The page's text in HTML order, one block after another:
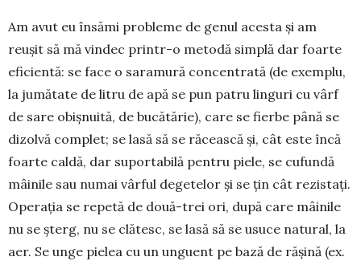
Am avut eu însămi probleme de genul acesta și am
reușit să mă vindec printr-o metodă simplă dar foarte
eficientă: se face o saramură concentrată (de exemplu,
la jumătate de litru de apă se pun patru linguri cu vârf
de sare obișnuită, de bucătărie), care se fierbe până se
dizolvă complet; se lasă să se răcească și, cât este încă
foarte caldă, dar supor­tabilă pentru piele, se cufundă
mâi­nile sau numai vârful degete­lor și se țin cât rezis­tați.
Operația se repetă de două-trei ori, după care mâinile
nu se șterg, nu se clătesc, se lasă să se usuce natural, la
aer. Se unge pielea cu un un­guent pe bază de rășină (ex.